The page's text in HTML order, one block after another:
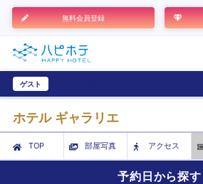
無料会員登録
ゲスト
ホテル ギャラリエ
TOP 部屋写真 アクセス
予約日から探す